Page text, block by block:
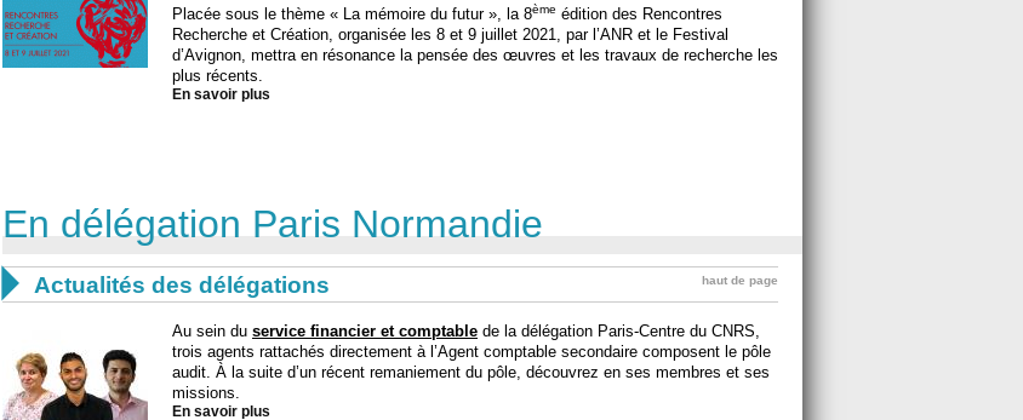
Placée sous le thème « La mémoire du futur », la 8ème édition des Rencontres
Recherche et Création, organisée les 8 et 9 juillet 2021, par l’ANR et le Festival
d’Avignon, mettra en résonance la pensée des œuvres et les travaux de recherche les
plus récents.
En savoir plus
En délégation Paris Normandie
 Actualités des délégations haut de page
Au sein du service financier et comptable de la délégation Paris-Centre du CNRS,
trois agents rattachés directement à l’Agent comptable secondaire composent le pôle
audit. À la suite d’un récent remaniement du pôle, découvrez en ses membres et ses
missions.
En savoir plus